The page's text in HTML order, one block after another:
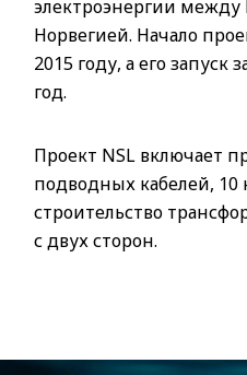
электроэнергии
Норвегией. Начало
2015 году, а его запуск
год.
Проект NSL включает
подводных кабелей,
строительство
с двух сторон.